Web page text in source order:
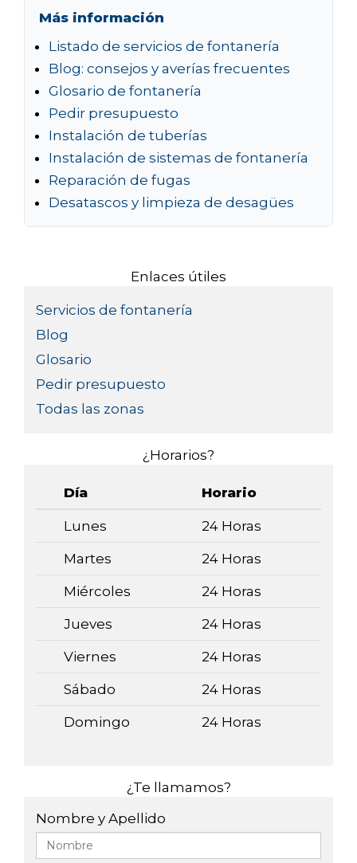
Más información
Listado de servicios de fontanería
Blog: consejos y averías frecuentes
Glosario de fontanería
Pedir presupuesto
Instalación de tuberías
Instalación de sistemas de fontanería
Reparación de fugas
Desatascos y limpieza de desagües
Enlaces útiles
Servicios de fontanería
Blog
Glosario
Pedir presupuesto
Todas las zonas
¿Horarios?
Día Horario
Lunes 24 Horas
Martes 24 Horas
Miércoles 24 Horas
Jueves 24 Horas
Viernes 24 Horas
Sábado 24 Horas
Domingo 24 Horas
¿Te llamamos?
Nombre y Apellido